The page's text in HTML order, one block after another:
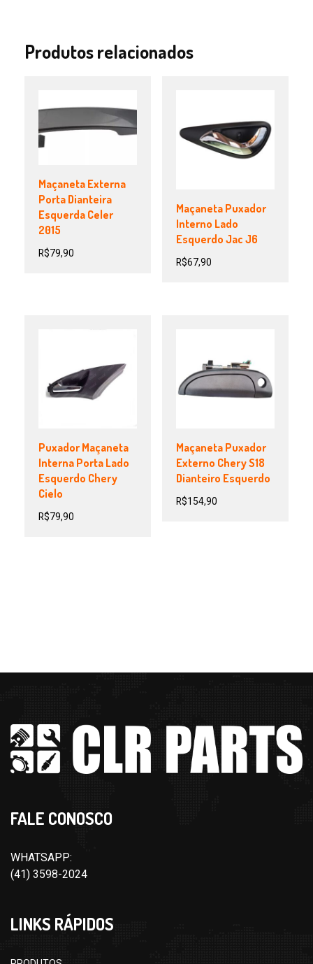
Produtos relacionados
Maçaneta Externa
Porta Dianteira
Esquerda Celer
2015
R$79,90
Maçaneta Puxador
Interno Lado
Esquerdo Jac J6
R$67,90
Puxador Maçaneta
Interna Porta Lado
Esquerdo Chery
Cielo
R$79,90
Maçaneta Puxador
Externo Chery S18
Dianteiro Esquerdo
R$154,90
FALE CONOSCO
WHATSAPP:
(41) 3598-2024
LINKS RÁPIDOS